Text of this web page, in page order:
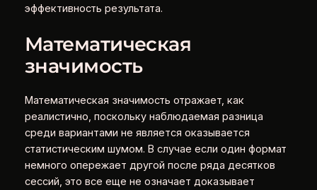
эффективность результата.
Математическая
значимость
Математическая значимость отражает, как
реалистично, поскольку наблюдаемая разница
среди вариантами не является оказывается
статистическим шумом. В случае если один формат
немного опережает другой после ряда десятков
сессий, это все еще не означает доказывает